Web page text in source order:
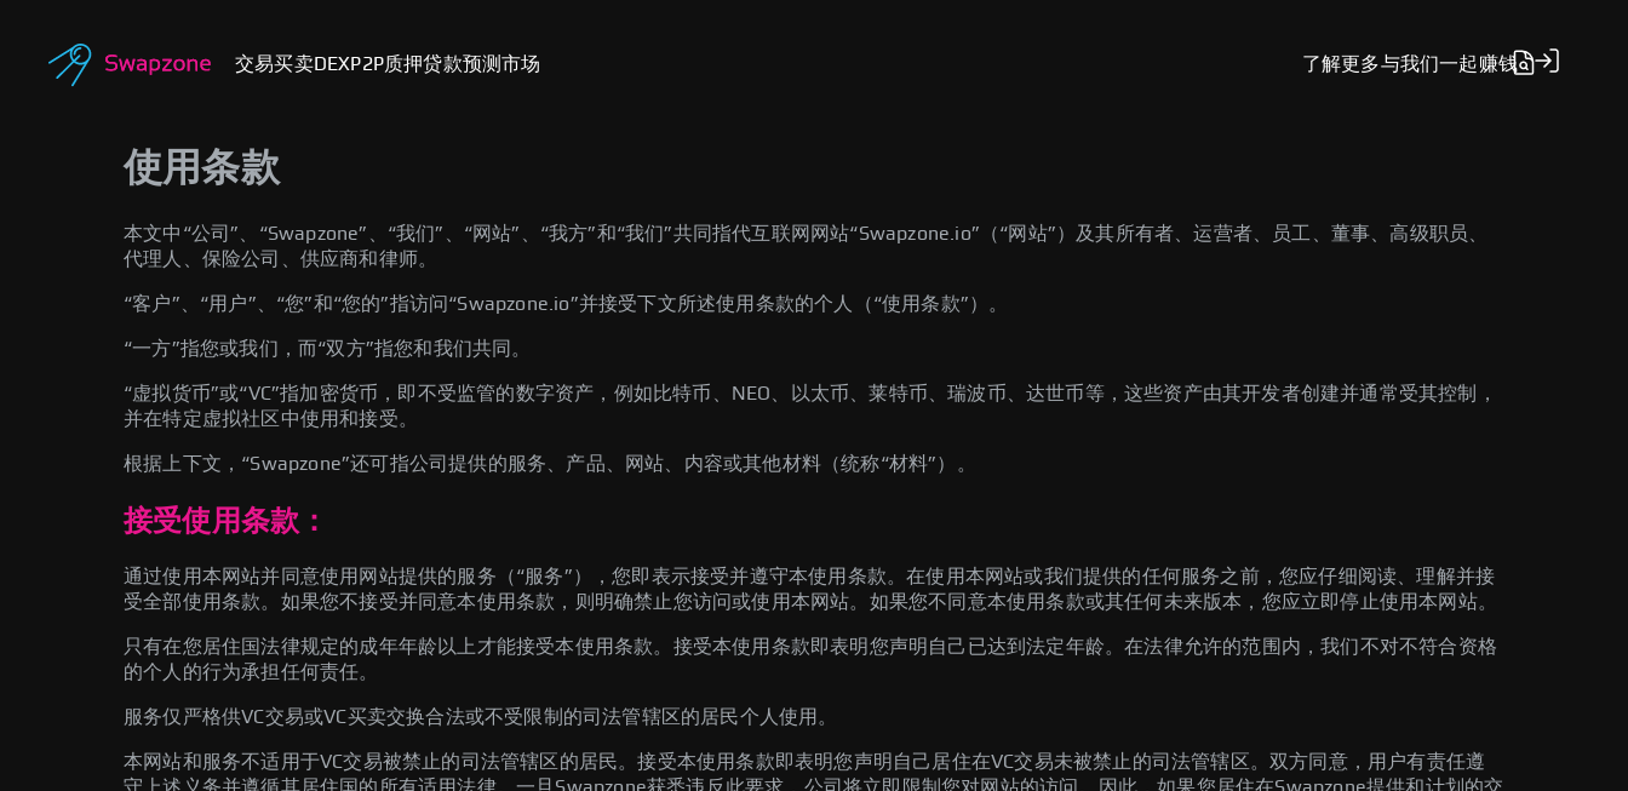
交易买卖DEXP2P质押贷款预测市场 了解更多与我们一起赚钱
使用条款
本文中“公司”、“Swapzone”、“我们”、“网站”、“我方”和“我们”共同指代互联网网站“Swapzone.io”（“网站”）及其所有者、运营者、员工、董事、高级职员、
代理人、保险公司、供应商和律师。
“客户”、“用户”、“您”和“您的”指访问“Swapzone.io”并接受下文所述使用条款的个人（“使用条款”）。
“一方”指您或我们，而“双方”指您和我们共同。
“虚拟货币”或“VC”指加密货币，即不受监管的数字资产，例如比特币、NEO、以太币、莱特币、瑞波币、达世币等，这些资产由其开发者创建并通常受其控制，
并在特定虚拟社区中使用和接受。
根据上下文，“Swapzone”还可指公司提供的服务、产品、网站、内容或其他材料（统称“材料”）。
接受使用条款：
通过使用本网站并同意使用网站提供的服务（“服务”），您即表示接受并遵守本使用条款。在使用本网站或我们提供的任何服务之前，您应仔细阅读、理解并接
受全部使用条款。如果您不接受并同意本使用条款，则明确禁止您访问或使用本网站。如果您不同意本使用条款或其任何未来版本，您应立即停止使用本网站。
只有在您居住国法律规定的成年年龄以上才能接受本使用条款。接受本使用条款即表明您声明自己已达到法定年龄。在法律允许的范围内，我们不对不符合资格
的个人的行为承担任何责任。
服务仅严格供VC交易或VC买卖交换合法或不受限制的司法管辖区的居民个人使用。
本网站和服务不适用于VC交易被禁止的司法管辖区的居民。接受本使用条款即表明您声明自己居住在VC交易未被禁止的司法管辖区。双方同意，用户有责任遵
守上述义务并遵循其居住国的所有适用法律。一旦Swapzone获悉违反此要求，公司将立即限制您对网站的访问。因此，如果您居住在Swapzone提供和计划的交